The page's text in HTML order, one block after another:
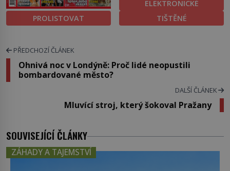
PROLISTOVAT
ELEKTRONICKÉ
TIŠTĚNÉ
PŘEDCHOZÍ ČLÁNEK
Ohnivá noc v Londýně: Proč lidé neopustili
bombardované město?
DALŠÍ ČLÁNEK
Mluvící stroj, který šokoval Pražany
SOUVISEJÍCÍ ČLÁNKY
ZÁHADY A TAJEMSTVÍ